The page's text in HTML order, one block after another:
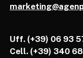
Uff. (+39) 06 93
Cell. (+39) 340